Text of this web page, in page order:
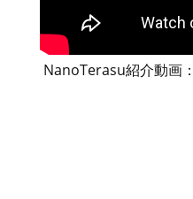
NanoTerasu紹介動画